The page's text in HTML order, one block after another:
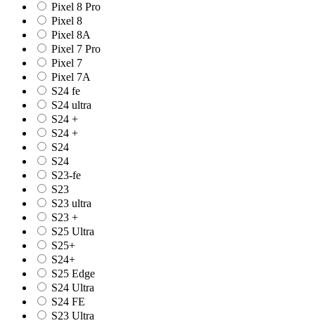
Pixel 8 Pro
Pixel 8
Pixel 8A
Pixel 7 Pro
Pixel 7
Pixel 7A
S24 fe
S24 ultra
S24 +
S24 +
S24
S24
S23-fe
S23
S23 ultra
S23 +
S25 Ultra
S25+
S24+
S25 Edge
S24 Ultra
S24 FE
S23 Ultra